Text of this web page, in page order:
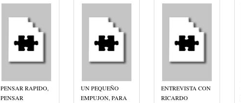
PENSAR RAPIDO,
PENSAR
UN PEQUEÑO
EMPUJON, PARA
ENTREVISTA CON
RICARDO